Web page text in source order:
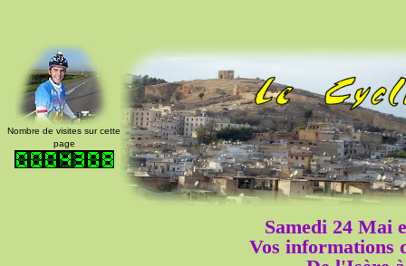
Nombre de visites sur cette
page
Samedi 24 Mai
Vos informations